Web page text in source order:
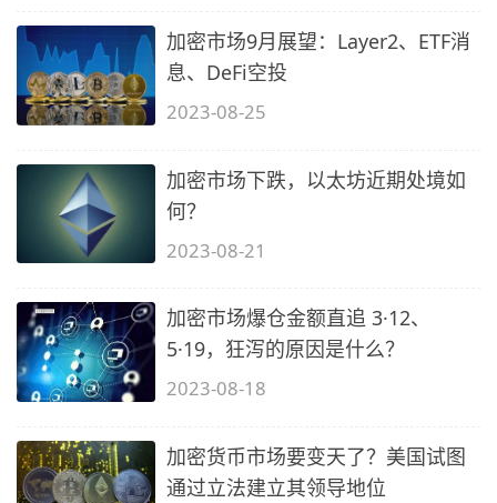
加密市场9月展望：Layer2、ETF消
息、DeFi空投
2023-08-25
加密市场下跌，以太坊近期处境如
何？
2023-08-21
加密市场爆仓金额直追 3·12、
5·19，狂泻的原因是什么？
2023-08-18
加密货币市场要变天了？美国试图
通过立法建立其领导地位